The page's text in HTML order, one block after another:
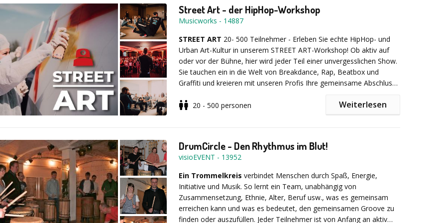
Ohne musikalische Vorkenntnisse
Sie wollen kürzer oder länger mit uns rocken oder haben spezielle
Anforderungen? Dann lassen Sie sich von unseren anderen
Angeboten auf Wegmitdemchef.de inspirieren oder nehmen Sie
direkt Kontakt mit uns auf!
Street Art - der HipHop-Workshop
Musicworks - 14887
STREET ART 20- 500 Teilnehmer - Erleben Sie echte HipHop- und
Urban Art-Kultur in unserem STREET ART-Workshop! Ob aktiv auf
oder vor der Bühne, hier wird jeder Teil einer unvergesslichen Show.
Sie tauchen ein in die Welt von Breakdance, Rap, Beatbox und
Graffiti und kreieren mit unseren Profis Ihre gemeinsame Abschluss-
Workshops, sind unsere Coaches langjährige, professionelle
Graffiti, Rap, Breakdance, Beatbox, HipHop Chor, Street Beat
inkl. eigener Bühnenshow
Musicworks - Wir machen Ihr Team zur Band
20 - 500 personen Weiterlesen
DrumCircle - Den Rhythmus im Blut!
visioEVENT - 13952
Ein Trommelkreis verbindet Menschen durch Spaß, Energie,
Initiative und Musik. So lernt ein Team, unabhängig von
Zusammensetzung, Ethnie, Alter, Beruf usw., was es gemeinsam
erreichen kann und was es bedeutet, den gemeinsamen Groove zu
finden oder auszufüllen. Jeder Teilnehmer ist von Anfang an aktiv